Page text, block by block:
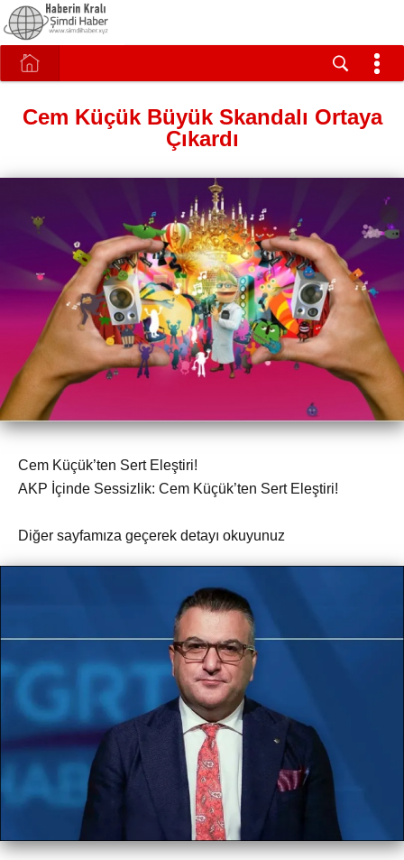
Cem Küçük Büyük Skandalı Ortaya
Çıkardı
Cem Küçük’ten Sert Eleştiri!
AKP İçinde Sessizlik: Cem Küçük’ten Sert Eleştiri!
Diğer sayfamıza geçerek detayı okuyunuz